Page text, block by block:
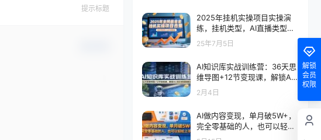
提示标题
2025年挂机实操项目实操演
练，挂机类型，AI直播类型，
轻资产创业类型…
25年7月5日
AI知识库实战训练营：36天思
维导图+12节变现课，解锁AI
+知识变现新路径
2月4日
AI做内容变现，单月破5W+，
完全零基础的人，也可以轻松
上手
解锁
会员
权限